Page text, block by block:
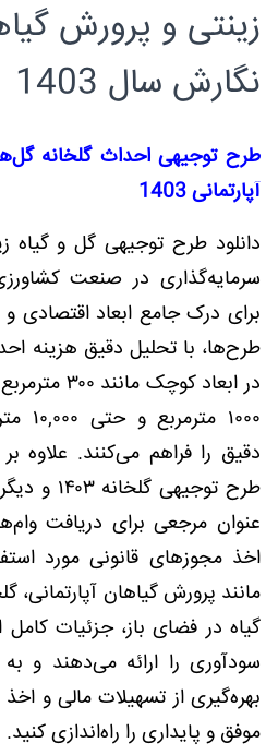
زینتی و پرورش
نگارش سال 1403
طرح توجیهی احداث گلخانه
آپارتمانی 1403
دانلود طرح توجیهی گل و گیاه
سرمایه‌گذاری در صنعت
برای درک جامع ابعاد اقتصادی
طرح‌ها، با تحلیل دقیق هزینه
در ابعاد
دقیق را فراهم می‌کنند. علاوه
طرح
عنوان مرجعی برای دریافت
اخذ مجوزهای قانونی مورد
مانند پرورش گیاهان آپارتمانی،
گیاه در فضای باز، جزئیات کامل
سودآوری را ارائه می‌دهند و
بهره‌گیری از تسهیلات مالی و
موفق و پایداری را راه‌اندازی کنید.